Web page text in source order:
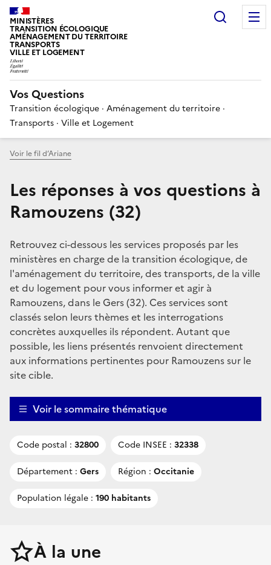
MINISTÈRES
TRANSITION ÉCOLOGIQUE
AMÉNAGEMENT DU TERRITOIRE
TRANSPORTS
VILLE ET LOGEMENT
Vos Questions
Transition écologique · Aménagement du territoire ·
Transports · Ville et Logement
Voir le fil d’Ariane
Les réponses à vos questions à
Ramouzens (32)
Retrouvez ci-dessous les services proposés par les
ministères en charge de la transition écologique, de
l'aménagement du territoire, des transports, de la ville
et du logement pour vous informer et agir à
Ramouzens, dans le Gers (32). Ces services sont
classés selon leurs thèmes et les interrogations
concrètes auxquelles ils répondent. Autant que
possible, les liens présentés renvoient directement
aux informations pertinentes pour Ramouzens sur le
site cible.
Voir le sommaire thématique
Code postal : 32800 Code INSEE : 32338
Département : Gers Région : Occitanie
Population légale : 190 habitants
À la une